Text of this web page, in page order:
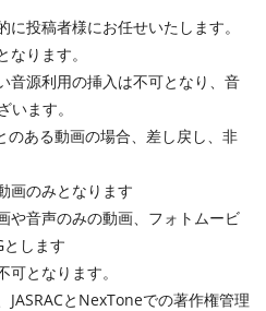
投稿者様にお任せいたします。
ります。
音源利用の挿入は不可となり、音
ます。
ある動画の場合、差し戻し、非
画のみとなります
や音声のみの動画、フォトムービ
します
となります。
JASRACとNexToneでの著作権管理